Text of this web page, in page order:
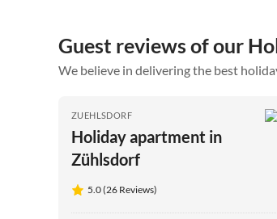
Guest reviews of our
We believe in delivering the best
ZUEHLSDORF
Holiday apartment in
Zühlsdorf
5.0 (26 Reviews)